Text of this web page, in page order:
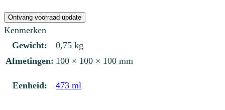
Ontvang voorraad update
Kenmerken
Gewicht:
0,75 kg
Afmetingen: 100 × 100 × 100 mm
Eenheid: 473 ml